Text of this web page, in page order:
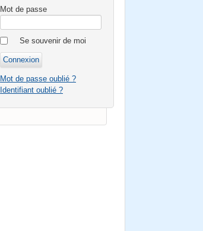
Mot de passe
Se souvenir de moi
Mot de passe oublié ?
Identifiant oublié ?